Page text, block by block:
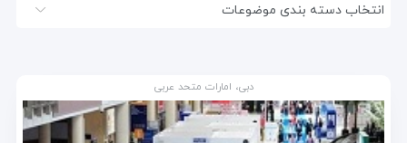
انتخاب دسته بندی موضوعات
دبی، امارات متحد عربی